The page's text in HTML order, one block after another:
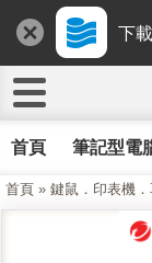
下
首頁 筆記型電
首頁 » 鍵鼠．印表機